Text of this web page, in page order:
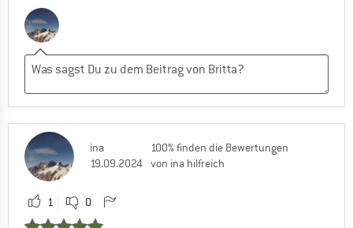
ina
19.09.2024
100% finden die Bewertungen
von ina hilfreich
1 0